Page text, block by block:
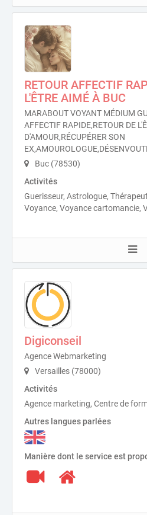
RETOUR AFFECTIF
L'ÊTRE AIMÉ À BUC
MARABOUT VOYANT MÉDIUM
AFFECTIF RAPIDE,RETOUR DE
D'AMOUR,RÉCUPÉRER SON
Buc (78530)
Activités
Guerisseur, Astrologue,
Voyance, Voyance cartomancie,
Digiconseil
Agence Webmarketing
Versailles (78000)
Activités
Agence marketing, Centre de
Autres langues parlées
Manière dont le service est